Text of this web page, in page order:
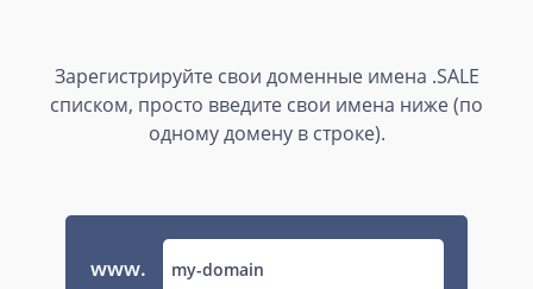
Зарегистрируйте свои доменные имена .SALE
списком, просто введите свои имена ниже (по
одному домену в строке).
www.